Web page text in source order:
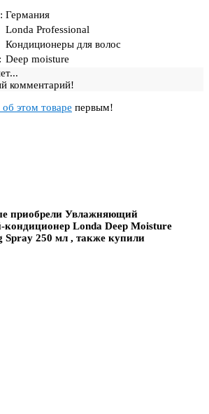
: Германия
Londa Professional
Кондиционеры для волос
: Deep moisture
комментарий!
об этом товаре первым!
приобрели Увлажняющий
Londa Deep Moisture
Spray 250 мл , также купили